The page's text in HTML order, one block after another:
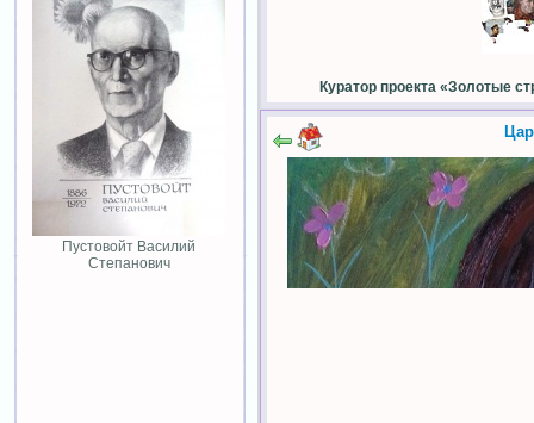
Пустовойт Василий
Степанович
Куратор проекта «Золотые